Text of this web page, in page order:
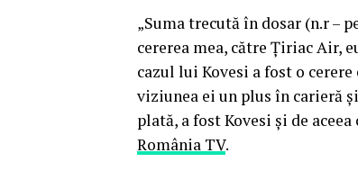
„Suma trecută în dosar (n.r –
cererea mea, către Ţiriac Air,
cazul lui Kovesi a fost o
viziunea ei un plus în carieră
plată, a fost Kovesi şi de
România TV.